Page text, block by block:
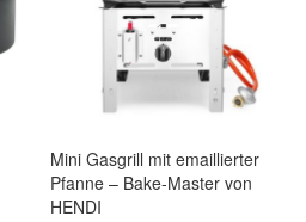
Mini Gasgrill mit emaillierter
Pfanne – Bake-Master von
HENDI